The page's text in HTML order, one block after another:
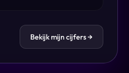
Bekijk mijn cijfers →